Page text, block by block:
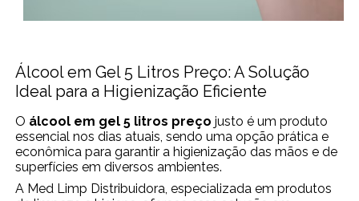
Álcool em Gel 5 Litros Preço: A Solução
Ideal para a Higienização Eficiente
O álcool em gel 5 litros preço justo é um produto
essencial nos dias atuais, sendo uma opção prática e
econômica para garantir a higienização das mãos e de
superfícies em diversos ambientes.
A Med Limp Distribuidora, especializada em produtos